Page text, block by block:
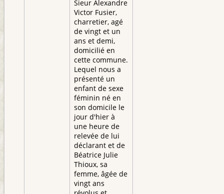
Sieur Alexandre
Victor Fusier,
charretier, agé
de vingt et un
ans et demi,
domicilié en
cette commune.
Lequel nous a
présenté un
enfant de sexe
féminin né en
son domicile le
jour d'hier à
une heure de
relevée de lui
déclarant et de
Béatrice Julie
Thioux, sa
femme, âgée de
vingt ans